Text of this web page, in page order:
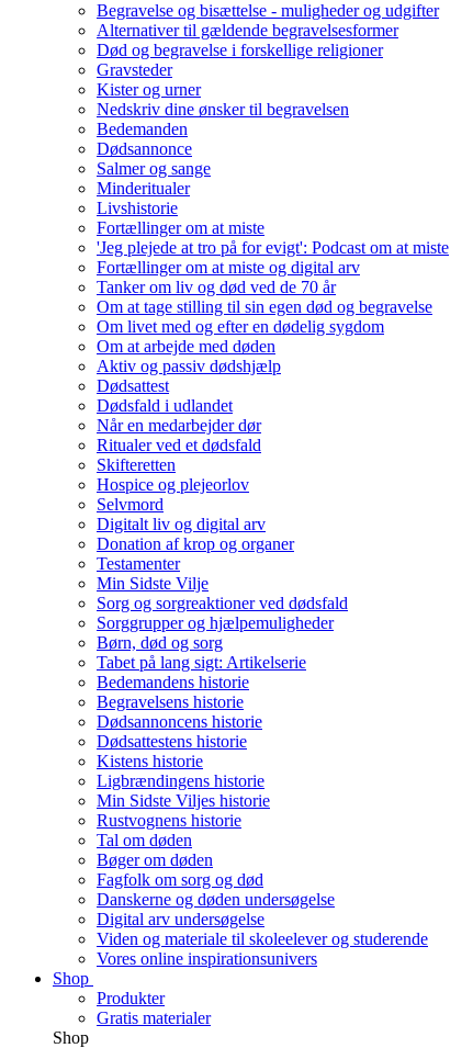
Begravelse og bisættelse - muligheder og udgifter
Alternativer til gældende begravelsesformer
Død og begravelse i forskellige religioner
Gravsteder
Kister og urner
Nedskriv dine ønsker til begravelsen
Bedemanden
Dødsannonce
Salmer og sange
Minderitualer
Livshistorie
Fortællinger om at miste
'Jeg plejede at tro på for evigt': Podcast om at miste
Fortællinger om at miste og digital arv
Tanker om liv og død ved de 70 år
Om at tage stilling til sin egen død og begravelse
Om livet med og efter en dødelig sygdom
Om at arbejde med døden
Aktiv og passiv dødshjælp
Dødsattest
Dødsfald i udlandet
Når en medarbejder dør
Ritualer ved et dødsfald
Skifteretten
Hospice og plejeorlov
Selvmord
Digitalt liv og digital arv
Donation af krop og organer
Testamenter
Min Sidste Vilje
Sorg og sorgreaktioner ved dødsfald
Sorggrupper og hjælpemuligheder
Børn, død og sorg
Tabet på lang sigt: Artikelserie
Bedemandens historie
Begravelsens historie
Dødsannoncens historie
Dødsattestens historie
Kistens historie
Ligbrændingens historie
Min Sidste Viljes historie
Rustvognens historie
Tal om døden
Bøger om døden
Fagfolk om sorg og død
Danskerne og døden undersøgelse
Digital arv undersøgelse
Viden og materiale til skoleelever og studerende
Vores online inspirationsunivers
Shop
Produkter
Gratis materialer
Shop